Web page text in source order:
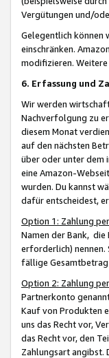
Vergütungen und/
Gelegentlich können
einschränken.
modifizieren.
6. Erfassung und
Wir werden
Nachverfolgung zu
diesem Monat
auf den nächsten
über oder unter dem
eine Amazon-
wurden. Du kannst
dafür entscheidest,
Option 1: Zahlung
Namen der Bank,
erforderlich) nennen.
fällige
Option 2: Zahlung
Partnerkonto
Kauf von Produkten
uns das Recht vor,
das Recht vor, den
Zahlungsart angibst.